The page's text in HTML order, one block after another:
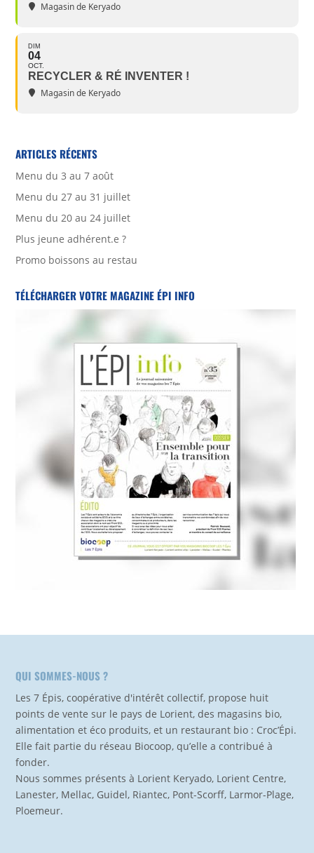
Magasin de Keryado
DIM
04
OCT.
RECYCLER & RÉ INVENTER !
Magasin de Keryado
ARTICLES RÉCENTS
Menu du 3 au 7 août
Menu du 27 au 31 juillet
Menu du 20 au 24 juillet
Plus jeune adhérent.e ?
Promo boissons au restau
TÉLÉCHARGER VOTRE MAGAZINE ÉPI INFO
QUI SOMMES-NOUS ?
Les 7 Épis, coopérative d'intérêt collectif, propose huit
points de vente sur le pays de Lorient, des magasins bio,
alimentation et éco produits, et un restaurant bio : Croc’Épi.
Elle fait partie du réseau Biocoop, qu’elle a contribué à
fonder.
Nous sommes présents à Lorient Keryado, Lorient Centre,
Lanester, Mellac, Guidel, Riantec, Pont-Scorff, Larmor-Plage,
Ploemeur.